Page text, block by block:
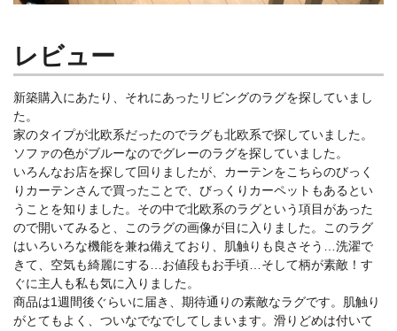
レビュー
新築購入にあたり、それにあったリビングのラグを探していまし
た。
家のタイプが北欧系だったのでラグも北欧系で探していました。
ソファの色がブルーなのでグレーのラグを探していました。
いろんなお店を探して回りましたが、カーテンをこちらのびっく
りカーテンさんで買ったことで、びっくりカーペットもあるとい
うことを知りました。その中で北欧系のラグという項目があった
ので開いてみると、このラグの画像が目に入りました。このラグ
はいろいろな機能を兼ね備えており、肌触りも良さそう…洗濯で
きて、空気も綺麗にする…お値段もお手頃…そして柄が素敵！す
ぐに主人も私も気に入りました。
商品は1週間後ぐらいに届き、期待通りの素敵なラグです。肌触り
がとてもよく、ついなでなでしてしまいます。滑りどめは付いて